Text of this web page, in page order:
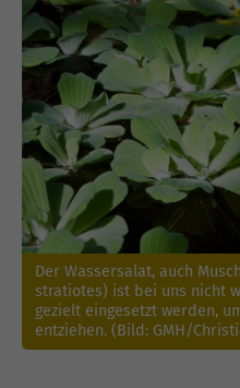
Der Wassersalat, auch
stratiotes) ist bei uns nicht
gezielt eingesetzt werden,
entziehen. (Bild: GMH/